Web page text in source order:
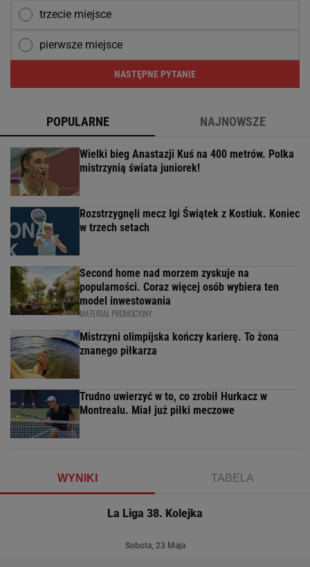
trzecie miejsce
pierwsze miejsce
NASTĘPNE PYTANIE
POPULARNE NAJNOWSZE
Wielki bieg Anastazji Kuś na 400 metrów. Polka
mistrzynią świata juniorek!
Rozstrzygnęli mecz Igi Świątek z Kostiuk. Koniec
w trzech setach
Second home nad morzem zyskuje na
popularności. Coraz więcej osób wybiera ten
model inwestowania
MATERIAŁ PROMOCYJNY
Mistrzyni olimpijska kończy karierę. To żona
znanego piłkarza
Trudno uwierzyć w to, co zrobił Hurkacz w
Montrealu. Miał już piłki meczowe
WYNIKI TABELA
La Liga 38. Kolejka
Sobota, 23 Maja